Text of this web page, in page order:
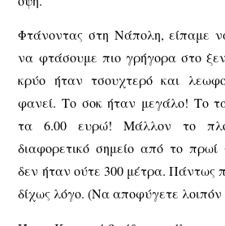
Φτάνοντας στη Νάπολη, είπαμε
να φτάσουμε πιο γρήγορα στο
κρύο ήταν τσουχτερό και
φανεί. Το σοκ ήταν μεγάλο! Το
τα 6.00 ευρώ! Μάλλον το
διαφορετικό σημείο από το
δεν ήταν ούτε 300 μέτρα. Πάντως
δίχως λόγο. (Να αποφύγετε λοιπόν